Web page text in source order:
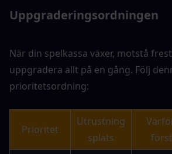
Uppgraderingsordningen
När din spelkassa växer, motstå
uppgradera allt på en gång. Följ
prioritetsordning:
Prioritet
Utrustning
splats
först